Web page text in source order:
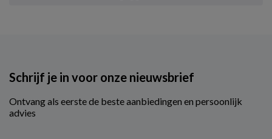
Schrijf je in voor onze nieuwsbrief
Ontvang als eerste de beste aanbiedingen en persoonlijk
advies